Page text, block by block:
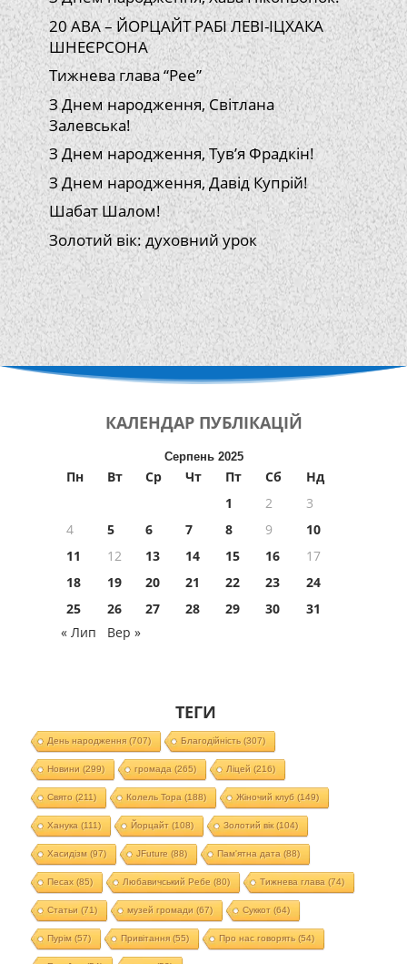
20 АВА – ЙОРЦАЙТ РАБІ ЛЕВІ-ІЦХАКА
ШНЕЄРСОНА
Тижнева глава “Рее”
З Днем народження, Світлана
Залевська!
З Днем народження, Тув’я Фрадкін!
З Днем народження, Давід Купрій!
Шабат Шалом!
Золотий вік: духовний урок
КАЛЕНДАР ПУБЛІКАЦІЙ
Серпень 2025
Пн Вт Ср Чт Пт Сб
Нд
1
2
3
4
5 6 7 8 9
10
11
12 13 14 15 16
17
18
19 20 21 22 23
24
25
26 27 28 29 30
31
« Лип
Вер »
ТЕГИ
День народження(707) Благодійність (307)
Новини (299) громада (265) Ліцей (216)
Свято (211) Колель Тора (188) Жіночий клуб (149)
Ханука (111) Йорцайт (108) Золотий вік(104)
Хасидізм (97) JFuture (88) Пам'ятна дата (88)
Песах(85) Любавичський Ребе (80) Тижнева глава (74)
Статьи (71) музей громади (67) Суккот (64)
Пурім (57) Привітання(55) Про нас говорять (54)